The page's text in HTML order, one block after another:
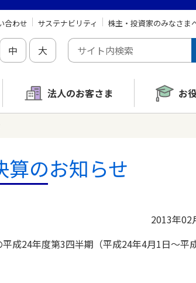
合わせ サステナビリティ 株主・投資家のみなさま
中 大
法人のお客さま お
算のお知らせ
2013年02
24年度第3四半期（平成24年4月1日～平